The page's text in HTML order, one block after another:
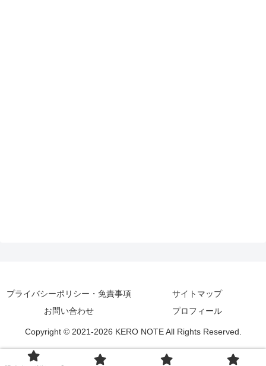
プライバシーポリシー・免責事項
サイトマップ
お問い合わせ
プロフィール
Copyright © 2021-2026 KERO NOTE All Rights Reserved.